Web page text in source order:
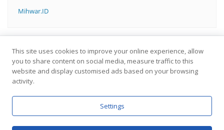
Mihwar.ID
About Us
This site uses cookies to improve your online experience, allow
you to share content on social media, measure traffic to this
website and display customised ads based on your browsing
activity.
Settings